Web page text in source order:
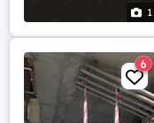
1
6